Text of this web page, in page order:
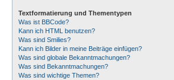
Textformatierung und Thementypen
Was ist BBCode?
Kann ich HTML benutzen?
Was sind Smilies?
Kann ich Bilder in meine Beiträge einfügen?
Was sind globale Bekanntmachungen?
Was sind Bekanntmachungen?
Was sind wichtige Themen?